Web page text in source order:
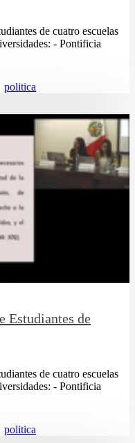
de cuatro escuelas
- Pontificia
politica
Estudiantes de
de cuatro escuelas
- Pontificia
politica